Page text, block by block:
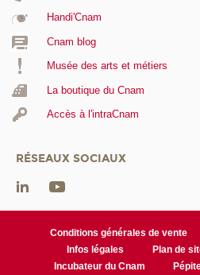
Handi'Cnam
Cnam blog
Musée des arts et métiers
La boutique du Cnam
Accès à l'intraCnam
RÉSEAUX SOCIAUX
Conditions générales de vente
Infos légales
Plan de
Incubateur du Cnam